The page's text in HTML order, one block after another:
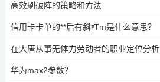
高效刷破阵的策略和方法
信用卡卡单的**后有斜杠m是什么意思？
在大唐从事无体力劳动者的职业定位分析
华为max2参数？